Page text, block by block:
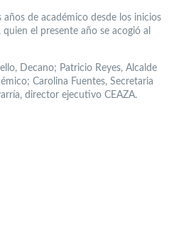
de académico desde los inicios
el presente año se acogió al
Decano; Patricio Reyes, Alcalde
Carolina Fuentes, Secretaria
director ejecutivo CEAZA.